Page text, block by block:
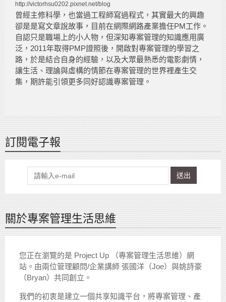
http://victorhsu0202.pixnet.net/blog
曾經主修科學，也當過工程師寫過程式，其實最大的興趣
卻是是寫文章說故事，目前在網際網路產業擔任PM工作。
自認只是職場上的小人物，但深知專案管理的知識應用廣
泛，2011年取得PMP證照後，開啟對專案管理的學習之
路，於是結合自身的經驗，以及大眾最熟悉的電影劇情，
讓生活、理論與虛構的情節在專案管理的世界裡產生交
集，期許能引領更多同好認識專案管理。
訂閱電子報
送出
關於專案管理生活思維
您正在瀏覽的是 Project Up （專案管理生活思維）網
站。由兩位管理顧問/企業講師 張國洋（Joe）與姚詩豪
（Bryan）共同創立。
我們的初衷是建立一個共享知識平台，將專案管理、產